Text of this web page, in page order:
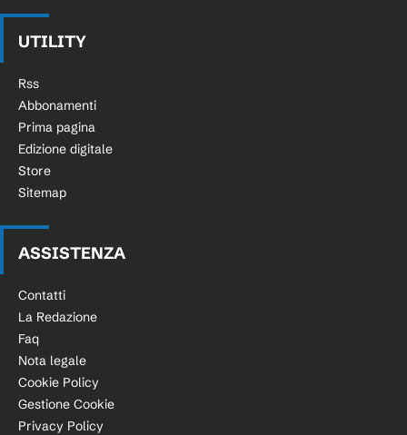
UTILITY
Rss
Abbonamenti
Prima pagina
Edizione digitale
Store
Sitemap
ASSISTENZA
Contatti
La Redazione
Faq
Nota legale
Cookie Policy
Gestione Cookie
Privacy Policy